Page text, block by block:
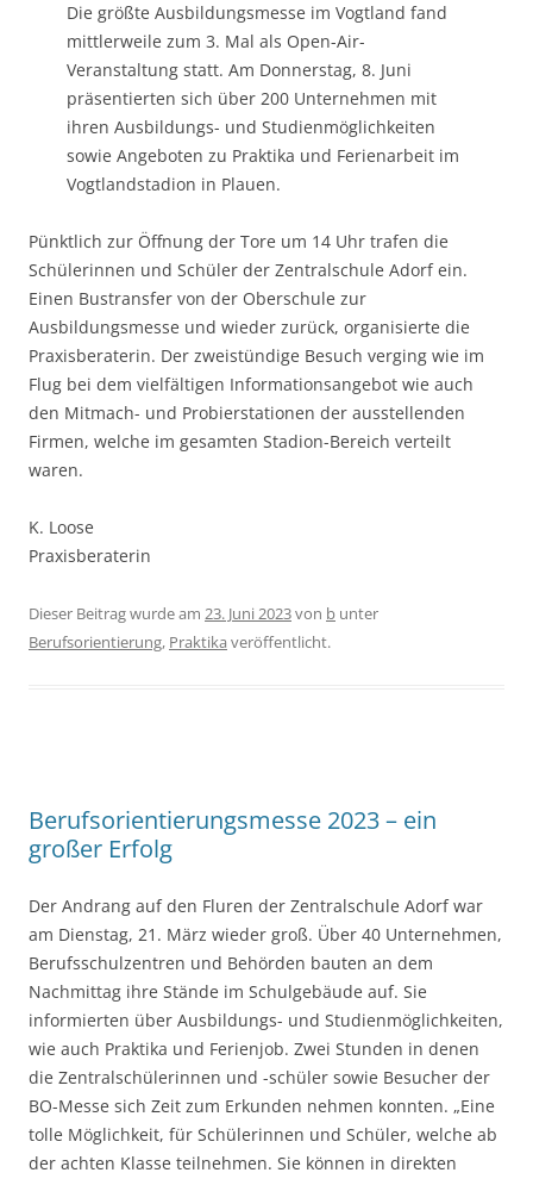
Die größte Ausbildungsmesse im Vogtland fand
mittlerweile zum 3. Mal als Open-Air-
Veranstaltung statt. Am Donnerstag, 8. Juni
präsentierten sich über 200 Unternehmen mit
ihren Ausbildungs- und Studienmöglichkeiten
sowie Angeboten zu Praktika und Ferienarbeit im
Vogtlandstadion in Plauen.
Pünktlich zur Öffnung der Tore um 14 Uhr trafen die
Schülerinnen und Schüler der Zentralschule Adorf ein.
Einen Bustransfer von der Oberschule zur
Ausbildungsmesse und wieder zurück, organisierte die
Praxisberaterin. Der zweistündige Besuch verging wie im
Flug bei dem vielfältigen Informationsangebot wie auch
den Mitmach- und Probierstationen der ausstellenden
Firmen, welche im gesamten Stadion-Bereich verteilt
waren.
K. Loose
Praxisberaterin
Dieser Beitrag wurde am 23. Juni 2023von b unter
Berufsorientierung, Praktika veröffentlicht.
Berufsorientierungsmesse 2023 – ein
großer Erfolg
Der Andrang auf den Fluren der Zentralschule Adorf war
am Dienstag, 21. März wieder groß. Über 40 Unternehmen,
Berufsschulzentren und Behörden bauten an dem
Nachmittag ihre Stände im Schulgebäude auf. Sie
informierten über Ausbildungs- und Studienmöglichkeiten,
wie auch Praktika und Ferienjob. Zwei Stunden in denen
die Zentralschülerinnen und -schüler sowie Besucher der
BO-Messe sich Zeit zum Erkunden nehmen konnten. „Eine
tolle Möglichkeit, für Schülerinnen und Schüler, welche ab
der achten Klasse teilnehmen. Sie können in direkten